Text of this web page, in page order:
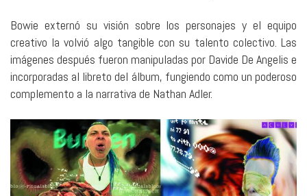
Bowie externó su visión sobre los personajes y el equipo
creativo la volvió algo tangible con su talento colectivo. Las
imágenes después fueron manipuladas por Davide De Angelis e
incorporadas al libreto del álbum, fungiendo como un poderoso
complemento a la narrativa de Nathan Adler.